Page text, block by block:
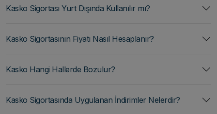
Kasko Sigortası Yurt Dışında Kullanılır mı?
Kasko Sigortasının Fiyatı Nasıl Hesaplanır?
Kasko Hangi Hallerde Bozulur?
Kasko Sigortasında Uygulanan İndirimler Nelerdir?